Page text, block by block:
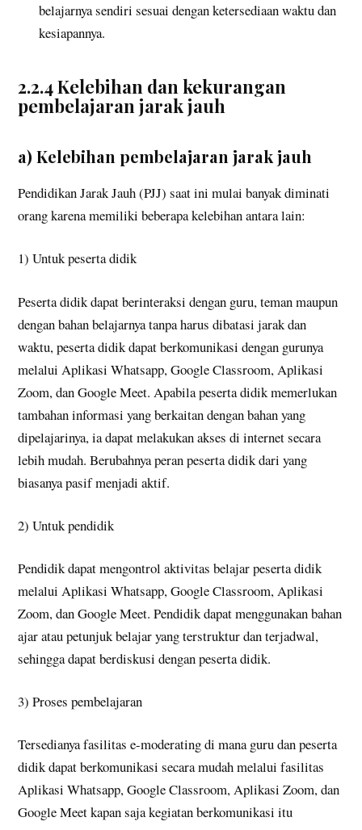
belajarnya sendiri sesuai dengan ketersediaan waktu dan
kesiapannya.
2.2.4 Kelebihan dan kekurangan
pembelajaran jarak jauh
a) Kelebihan pembelajaran jarak jauh
Pendidikan Jarak Jauh (PJJ) saat ini mulai banyak diminati
orang karena memiliki beberapa kelebihan antara lain:
1) Untuk peserta didik
Peserta didik dapat berinteraksi dengan guru, teman maupun
dengan bahan belajarnya tanpa harus dibatasi jarak dan
waktu, peserta didik dapat berkomunikasi dengan gurunya
melalui Aplikasi Whatsapp, Google Classroom, Aplikasi
Zoom, dan Google Meet. Apabila peserta didik memerlukan
tambahan informasi yang berkaitan dengan bahan yang
dipelajarinya, ia dapat melakukan akses di internet secara
lebih mudah. Berubahnya peran peserta didik dari yang
biasanya pasif menjadi aktif.
2) Untuk pendidik
Pendidik dapat mengontrol aktivitas belajar peserta didik
melalui Aplikasi Whatsapp, Google Classroom, Aplikasi
Zoom, dan Google Meet. Pendidik dapat menggunakan bahan
ajar atau petunjuk belajar yang terstruktur dan terjadwal,
sehingga dapat berdiskusi dengan peserta didik.
3) Proses pembelajaran
Tersedianya fasilitas e-moderating di mana guru dan peserta
didik dapat berkomunikasi secara mudah melalui fasilitas
Aplikasi Whatsapp, Google Classroom, Aplikasi Zoom, dan
Google Meet kapan saja kegiatan berkomunikasi itu